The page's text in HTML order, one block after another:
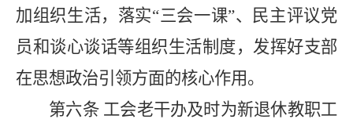
加组织生活，落实“三会一课”、民主评议党
员和谈心谈话等组织生活制度，发挥好支部
在思想政治引领方面的核心作用。
第六条工会老干办及时为新退休教职工